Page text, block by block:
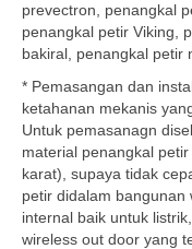
prevectron, penangkal
penangkal petir Viking,
bakiral, penangkal petir
* Pemasangan dan
ketahanan mekanis
Untuk pemasanagn
material penangkal
karat), supaya tidak
petir didalam
internal baik untuk
wireless out door yang